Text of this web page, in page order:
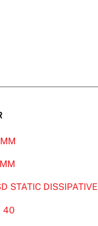
STATIC DISSIPATIVE
40